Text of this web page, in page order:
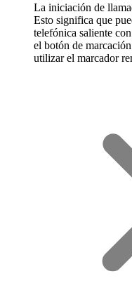
La iniciación de
Esto significa que
telefónica saliente
el botón de
utilizar el marcador